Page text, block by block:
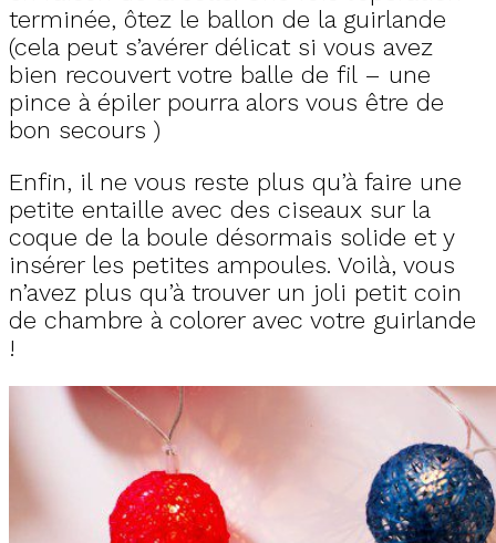
terminée, ôtez le ballon de la guirlande
(cela peut s’avérer délicat si vous avez
bien recouvert votre balle de fil – une
pince à épiler pourra alors vous être de
bon secours )
Enfin, il ne vous reste plus qu’à faire une
petite entaille avec des ciseaux sur la
coque de la boule désormais solide et y
insérer les petites ampoules. Voilà, vous
n’avez plus qu’à trouver un joli petit coin
de chambre à colorer avec votre guirlande
!